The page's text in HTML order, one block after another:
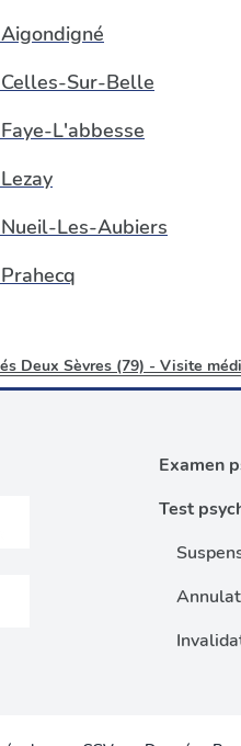
Aigondigné
Celles-Sur-Belle
Faye-L'abbesse
Lezay
Nueil-Les-Aubiers
Prahecq
Deux Sèvres (79) - Visite
Examen
Test